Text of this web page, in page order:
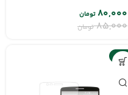
۸۵,۰۰۰ تومان
۸۰,۰۰۰تومان
-6%